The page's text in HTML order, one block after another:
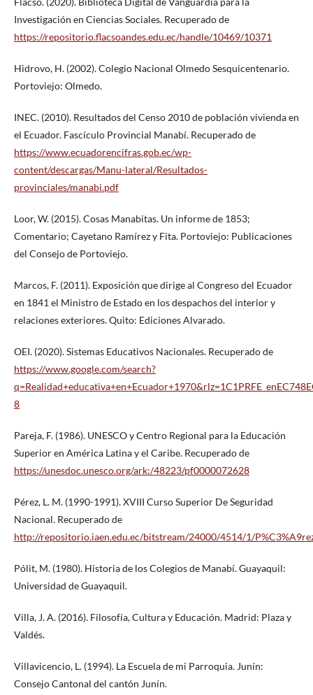
Investigación en Ciencias Sociales. Recuperado de
https://repositorio.flacsoandes.edu.ec/handle/10469/10371
Hidrovo, H. (2002). Colegio Nacional Olmedo Sesquicentenario.
Portoviejo: Olmedo.
INEC. (2010). Resultados del Censo 2010 de población vivienda en
el Ecuador. Fascículo Provincial Manabí. Recuperado de
https://www.ecuadorencifras.gob.ec/wp-
content/descargas/Manu-lateral/Resultados-
provinciales/manabi.pdf
Loor, W. (2015). Cosas Manabitas. Un informe de 1853;
Comentario; Cayetano Ramírez y Fita. Portoviejo: Publicaciones
del Consejo de Portoviejo.
Marcos, F. (2011). Exposición que dirige al Congreso del Ecuador
en 1841 el Ministro de Estado en los despachos del interior y
relaciones exteriores. Quito: Ediciones Alvarado.
OEI. (2020). Sistemas Educativos Nacionales. Recuperado de
https://www.google.com/search?
8
Pareja, F. (1986). UNESCO y Centro Regional para la Educación
Superior en América Latina y el Caribe. Recuperado de
https://unesdoc.unesco.org/ark:/48223/pf0000072628
Pérez, L. M. (1990-1991). XVIII Curso Superior De Seguridad
Nacional. Recuperado de
http://repositorio.iaen.edu.ec/bitstream/24000/4514/1/
Pólit, M. (1980). Historia de los Colegios de Manabí. Guayaquil:
Universidad de Guayaquil.
Villa, J. A. (2016). Filosofía, Cultura y Educación. Madrid: Plaza y
Valdés.
Villavicencio, L. (1994). La Escuela de mi Parroquia. Junín:
Consejo Cantonal del cantón Junín.